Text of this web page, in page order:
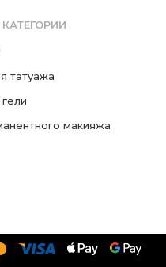
татуажа
макияжа